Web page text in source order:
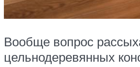
Вообще вопрос
цельнодеревянных